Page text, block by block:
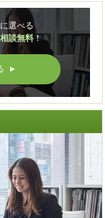
選べる
談無料！
▲